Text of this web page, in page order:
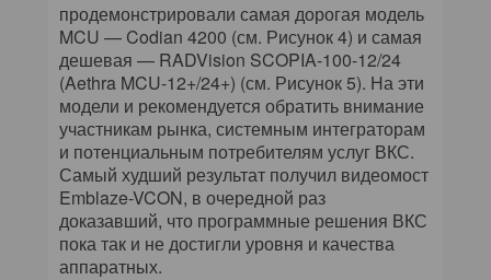
продемонстрировали самая дорогая модель
MCU — Codian 4200 (см. Рисунок 4) и самая
дешевая — RADVision SCOPIA-100-12/24
(Aethra MCU-12+/24+) (см. Рисунок 5). На эти
модели и рекомендуется обратить внимание
участникам рынка, системным интеграторам
и потенциальным потребителям услуг ВКС.
Самый худший результат получил видеомост
Emblaze-VCON, в очередной раз
доказавший, что программные решения ВКС
пока так и не достигли уровня и качества
аппаратных.